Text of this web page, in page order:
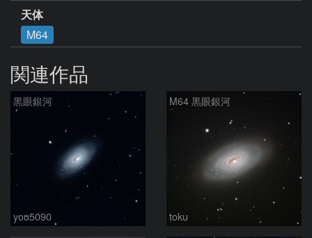
天体
M64
関連作品
黒眼銀河
you5090
M64 黒眼銀河
toku